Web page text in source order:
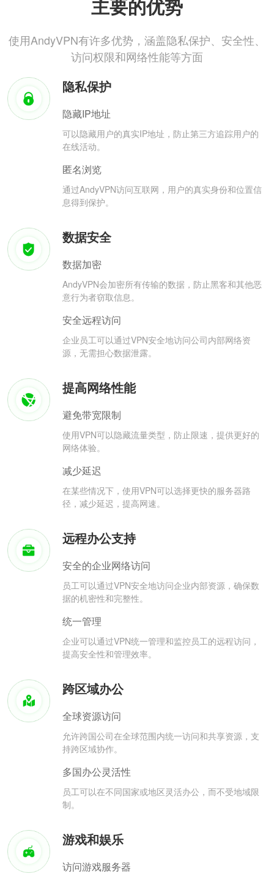
主要的优势
使用AndyVPN有许多优势，涵盖隐私保护、安全性、
访问权限和网络性能等方面
隐私保护
隐藏IP地址
可以隐藏用户的真实IP地址，防止第三方追踪用户的
在线活动。
匿名浏览
通过AndyVPN访问互联网，用户的真实身份和位置信
息得到保护。
数据安全
数据加密
AndyVPN会加密所有传输的数据，防止黑客和其他恶
意行为者窃取信息。
安全远程访问
企业员工可以通过VPN安全地访问公司内部网络资
源，无需担心数据泄露。
提高网络性能
避免带宽限制
使用VPN可以隐藏流量类型，防止限速，提供更好的
网络体验。
减少延迟
在某些情况下，使用VPN可以选择更快的服务器路
径，减少延迟，提高网速。
远程办公支持
安全的企业网络访问
员工可以通过VPN安全地访问企业内部资源，确保数
据的机密性和完整性。
统一管理
企业可以通过VPN统一管理和监控员工的远程访问，
提高安全性和管理效率。
跨区域办公
全球资源访问
允许跨国公司在全球范围内统一访问和共享资源，支
持跨区域协作。
多国办公灵活性
员工可以在不同国家或地区灵活办公，而不受地域限
制。
游戏和娱乐
访问游戏服务器